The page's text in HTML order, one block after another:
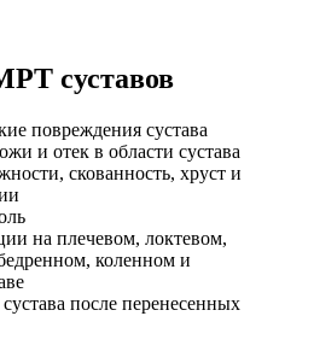
суставов
повреждения сустава
и отек в области сустава
скованность, хруст и
на плечевом, локтевом,
коленном и
после перенесенных